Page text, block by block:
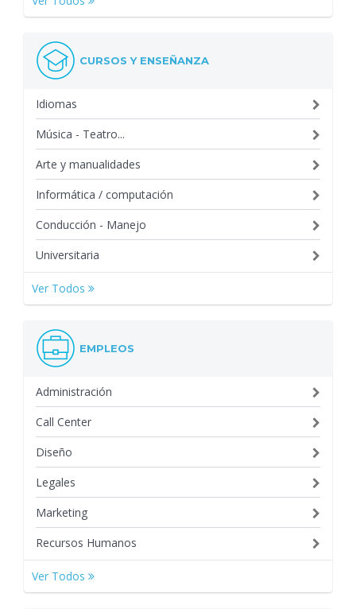
CURSOS Y ENSEÑANZA
Idiomas
Música - Teatro...
Arte y manualidades
Informática / computación
Conducción - Manejo
Universitaria
Ver Todos
EMPLEOS
Administración
Call Center
Diseño
Legales
Marketing
Recursos Humanos
Ver Todos